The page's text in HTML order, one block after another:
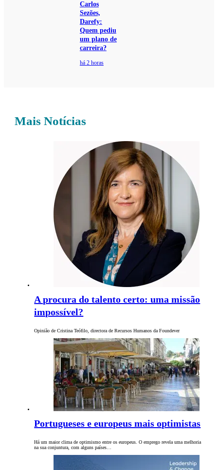
Carlos
Sezões,
Darefy:
Quem pediu
um plano de
carreira?
há 2 horas
Mais Notícias
A procura do talento certo: uma missão
impossível?
Opinião de Cristina Teófilo, directora de Recursos Humanos da Foundever
Portugueses e europeus mais optimistas
Há um maior clima de optimismo entre os europeus. O emprego revela uma melhoria
na sua conjuntura, com alguns países…